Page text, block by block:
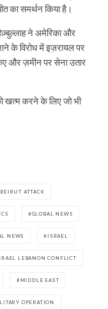
का समर्थन किया है।
ने अमेरिका और
के विरोध में इज़रायल पर
और ज़मीन पर सेना उतार
खत्म करने के लिए जो भी
BEIRUT ATTACK
GLOBAL NEWS
NEWS ISRAEL
LEBANON CONFLICT
MIDDLE EAST
OPERATION